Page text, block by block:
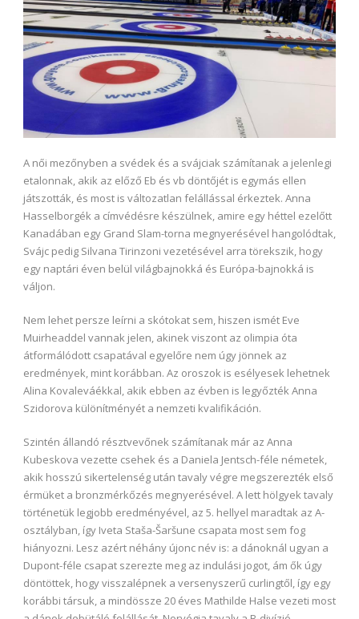
A női mezőnyben a svédek és a svájciak számítanak a jelenlegi
etalonnak, akik az előző Eb és vb döntőjét is egymás ellen
játszották, és most is változatlan felállással érkeztek. Anna
Hasselborgék a címvédésre készülnek, amire egy héttel ezelőtt
Kanadában egy Grand Slam-torna megnyerésével hangolódtak,
Svájc pedig Silvana Tirinzoni vezetésével arra törekszik, hogy
egy naptári éven belül világbajnokká és Európa-bajnokká is
váljon.
Nem lehet persze leírni a skótokat sem, hiszen ismét Eve
Muirheaddel vannak jelen, akinek viszont az olimpia óta
átformálódott csapatával egyelőre nem úgy jönnek az
eredmények, mint korábban. Az oroszok is esélyesek lehetnek
Alina Kovaleváékkal, akik ebben az évben is legyőzték Anna
Szidorova különítményét a nemzeti kvalifikáción.
Szintén állandó résztvevőnek számítanak már az Anna
Kubeskova vezette csehek és a Daniela Jentsch-féle németek,
akik hosszú sikertelenség után tavaly végre megszerezték első
érmüket a bronzmérkőzés megnyerésével. A lett hölgyek tavaly
történetük legjobb eredményével, az 5. hellyel maradtak az A-
osztályban, így Iveta Staša-Šaršune csapata most sem fog
hiányozni. Lesz azért néhány újonc név is: a dánoknál ugyan a
Dupont-féle csapat szerezte meg az indulási jogot, ám ők úgy
döntöttek, hogy visszalépnek a versenyszerű curlingtől, így egy
korábbi társuk, a mindössze 20 éves Mathilde Halse vezeti most